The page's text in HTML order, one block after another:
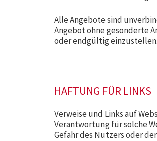
Alle Angebote sind
Angebot ohne gesonderte
oder endgültig einzustellen.
HAFTUNG FÜR LINKS
Verweise und Links auf
Verantwortung für solche
Gefahr des Nutzers oder